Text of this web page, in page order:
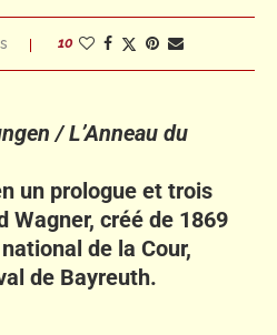
10
/ L’Anneau du
un prologue et trois
Wagner, créé de 1869
de la Cour,
de Bayreuth.